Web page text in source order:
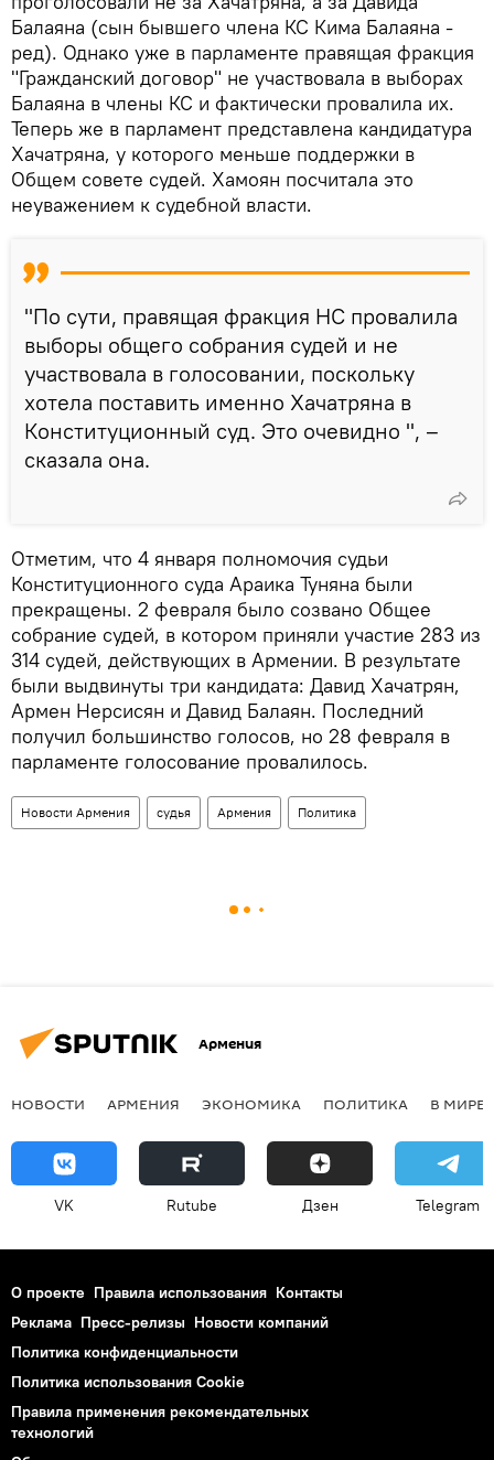
Балаяна (сын бывшего члена КС Кима Балаяна -
ред). Однако уже в парламенте правящая фракция
"Гражданский договор" не участвовала в выборах
Балаяна в члены КС и фактически провалила их.
Теперь же в парламент представлена кандидатура
Хачатряна, у которого меньше поддержки в
Общем совете судей. Хамоян посчитала это
неуважением к судебной власти.
"По сути, правящая фракция НС провалила
выборы общего собрания судей и не
участвовала в голосовании, поскольку
хотела поставить именно Хачатряна в
Конституционный суд. Это очевидно ", –
сказала она.
Отметим, что 4 января полномочия судьи
Конституционного суда Араика Туняна были
прекращены. 2 февраля было созвано Общее
собрание судей, в котором приняли участие 283 из
314 судей, действующих в Армении. В результате
были выдвинуты три кандидата: Давид Хачатрян,
Армен Нерсисян и Давид Балаян. Последний
получил большинство голосов, но 28 февраля в
парламенте голосование провалилось.
Новости Армения судья Армения Политика
Армения
НОВОСТИ АРМЕНИЯ ЭКОНОМИКА ПОЛИТИКА В МИРЕ
VK Rutube Дзен Telegram
О проекте Правила использования Контакты
Реклама Пресс-релизы Новости компаний
Политика конфиденциальности
Политика использования Cookie
Правила применения рекомендательных
технологий